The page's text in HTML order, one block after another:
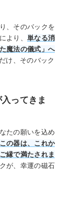
、そのバックを
より、 単なる消
魔法の儀式」へ
け、そのバック
ってきま
たの願いを込め
この器は、これか
縁で満たされま
が、幸運の磁石